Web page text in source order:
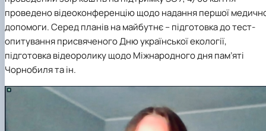
проведено відеоконференцію щодо надання першої
допомоги. Серед планів на майбутнє – підготовка до тест-
опитування присвяченого Дню української екології,
підготовка відеоролику щодо Міжнародного дня пам’яті
Чорнобиля та ін.